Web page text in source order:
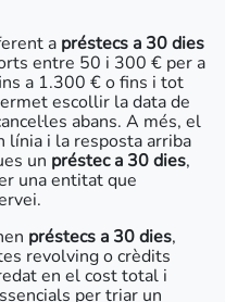
a préstecs a 30 dies
entre 50 i 300 € per a
a 1.300 € o fins i tot
escollir la data de
abans. A més, el
línia i la resposta arriba
un préstec a 30 dies,
una entitat que
préstecs a 30 dies,
revolving o crèdits
en el cost total i
per triar un